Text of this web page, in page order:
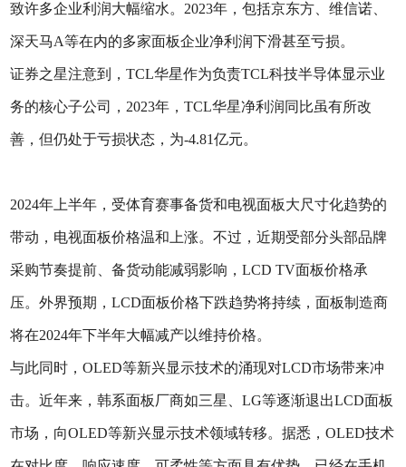
致许多企业利润大幅缩水。2023年，包括京东方、维信诺、
深天马A等在内的多家面板企业净利润下滑甚至亏损。
证券之星注意到，TCL华星作为负责TCL科技半导体显示业
务的核心子公司，2023年，TCL华星净利润同比虽有所改
善，但仍处于亏损状态，为-4.81亿元。
2024年上半年，受体育赛事备货和电视面板大尺寸化趋势的
带动，电视面板价格温和上涨。不过，近期受部分头部品牌
采购节奏提前、备货动能减弱影响，LCD TV面板价格承
压。外界预期，LCD面板价格下跌趋势将持续，面板制造商
将在2024年下半年大幅减产以维持价格。
与此同时，OLED等新兴显示技术的涌现对LCD市场带来冲
击。近年来，韩系面板厂商如三星、LG等逐渐退出LCD面板
市场，向OLED等新兴显示技术领域转移。据悉，OLED技术